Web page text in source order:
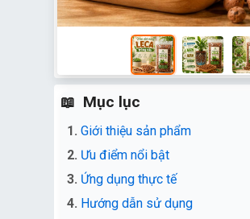
Mục lục
Giới thiệu sản phẩm
Ưu điểm nổi bật
Ứng dụng thực tế
Hướng dẫn sử dụng